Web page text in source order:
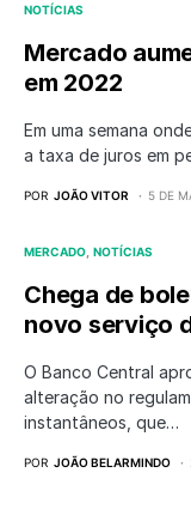
NOTÍCIAS
Mercado
em 2022
Em uma semana
a taxa de juros em
POR JOÃO VITOR 5 DE
MERCADO NOTÍCIAS
Chega de
novo serviço
O Banco Central
alteração no
instantâneos, que…
POR JOÃO BELARMINDO